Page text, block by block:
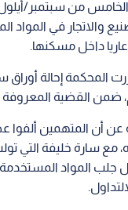
والاتجار في
داخل مسكنها.
القضية المعروفة
عن أن المتهمين ألفوا
مع سارة خليفة التي
جلب المواد